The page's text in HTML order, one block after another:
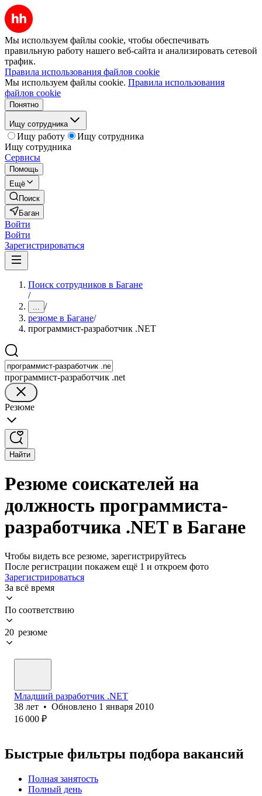
Мы используем файлы cookie, чтобы обеспечивать
правильную работу нашего веб-сайта и анализировать сетевой
трафик.
Правила использования файлов cookie
Мы используем файлы cookie. Правила использования
файлов cookie
Понятно
Ищу сотрудника
Ищу работу
Ищу сотрудника
Ищу сотрудника
Сервисы
Помощь
Ещё
Поиск
Баган
Войти
Войти
Зарегистрироваться
Поиск сотрудников в Багане
/
... /
резюме в Багане/
программист-разработчик .NET
программист-разработчик .net
Резюме
Найти
Резюме соискателей на
должность программиста-
разработчика .NET в Багане
Чтобы видеть все резюме, зарегистрируйтесь
После регистрации покажем ещё 1 и откроем фото
Зарегистрироваться
За всё время
По соответствию
20 резюме
Младший разработчик .NET
38 лет • Обновлено 1 января 2010
16 000 ₽
Быстрые фильтры подбора вакансий
Полная занятость
Полный день